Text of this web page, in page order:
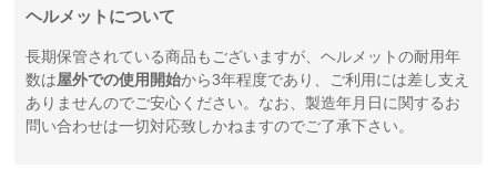
ヘルメットについて
長期保管されている商品もございますが、ヘルメットの耐用年
数は屋外での使用開始から3年程度であり、ご利用には差し支え
ありませんのでご安心ください。なお、製造年月日に関するお
問い合わせは一切対応致しかねますのでご了承下さい。